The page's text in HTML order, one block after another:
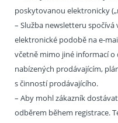
poskytovanou elektronicky
– Služba newsletteru
elektronické podobě na e-
včetně mimo jiné informací o
nabízených prodávajícím,
s činností prodávajícího.
– Aby mohl zákazník
odběrem během registrace.